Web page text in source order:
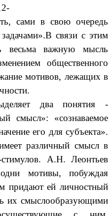
сами в свою очередь
связи с этим
весьма важную мысль
общественного
мотивов, лежащих в
два понятия -
смысл»: «сознаваемое
его для субъекта».
различный смысл в
стимулов. А.Н. Леонтьев
мотивы, побуждая
придают ей личностный
их смыслообразующими